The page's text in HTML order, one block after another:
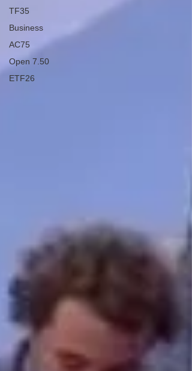
TF35
Business
AC75
Open 7.50
ETF26